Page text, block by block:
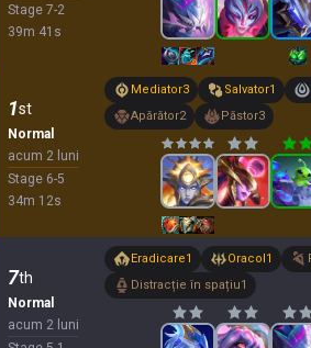
Stage 7-2
39m 41 s
1st
Normal
acum 2 luni
Stage 6-5
34m 12s
Mediator3 Salvator1
Apărător2 Păstor3
7th
Normal
acum 2 luni
Eradicare1 Oracol1
Distracție în spațiu1